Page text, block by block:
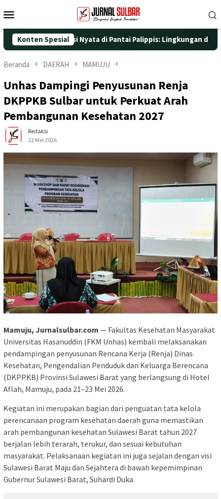
ke
Mobile
Konten Spesial
dengan Aksi Nyata di Pantai Palippis: Lingkungan dan
Beranda DAERAH MAMUJU
Unhas Dampingi Penyusunan Renja
DKPPKB Sulbar untuk Perkuat Arah
Pembangunan Kesehatan 2027
Redaksi
22 Mei 2026
Mamuju, Jurnalsulbar.com — Fakultas Kesehatan Masyarakat
Universitas Hasanuddin (FKM Unhas) kembali melaksanakan
pendampingan penyusunan Rencana Kerja (Renja) Dinas
Kesehatan, Pengendalian Penduduk dan Keluarga Berencana
(DKPPKB) Provinsi Sulawesi Barat yang berlangsung di Hotel
Aflah, Mamuju, pada 21–23 Mei 2026.
Kegiatan ini merupakan bagian dari penguatan tata kelola
perencanaan program kesehatan daerah guna memastikan
arah pembangunan kesehatan Sulawesi Barat tahun 2027
berjalan lebih terarah, terukur, dan sesuai kebutuhan
masyarakat. Pelaksanaan kegiatan ini juga sejalan dengan visi
Sulawesi Barat Maju dan Sejahtera di bawah kepemimpinan
Gubernur Sulawesi Barat, Suhardi Duka.